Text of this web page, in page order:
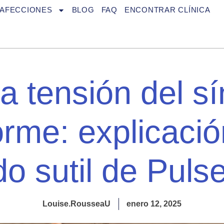
AFECCIONES BLOG FAQ ENCONTRAR CLÍNICA
tensión del
sutil de
Louise.RousseaU enero 12, 2025